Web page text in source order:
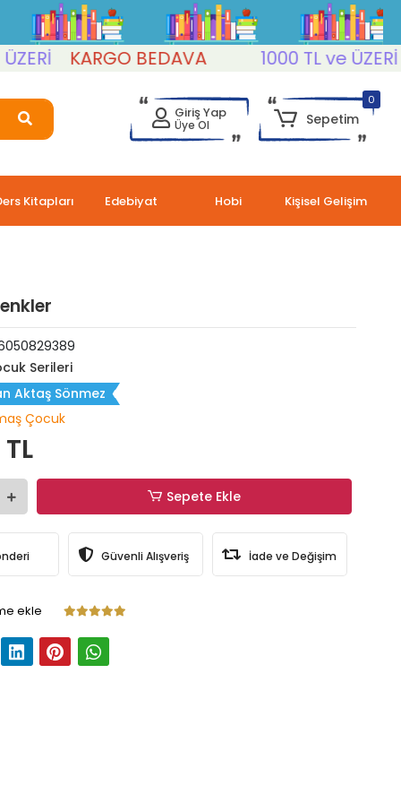
KARGO BEDAVA 1000 TL ve ÜZERİ
Giriş Yap
Üye Ol
0
Sepetim
Kitapları Edebiyat Hobi Kişisel Gelişim
Serileri
Aktaş Sönmez
Çocuk
Sepete Ekle
Güvenli Alışveriş İade ve Değişim
ekle